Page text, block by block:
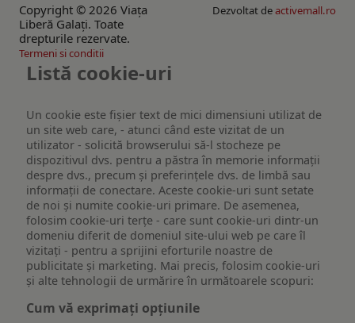
Copyright © 2026 Viaţa
Liberă Galaţi. Toate
drepturile rezervate.
Dezvoltat deactivemall.ro
Termeni si conditii
Listă cookie-uri
Un cookie este fişier text de mici dimensiuni utilizat de
un site web care, - atunci când este vizitat de un
utilizator - solicită browserului să-l stocheze pe
dispozitivul dvs. pentru a păstra în memorie informații
despre dvs., precum și preferințele dvs. de limbă sau
informații de conectare. Aceste cookie-uri sunt setate
de noi și numite cookie-uri primare. De asemenea,
folosim cookie-uri terțe - care sunt cookie-uri dintr-un
domeniu diferit de domeniul site-ului web pe care îl
vizitați - pentru a sprijini eforturile noastre de
publicitate și marketing. Mai precis, folosim cookie-uri
și alte tehnologii de urmărire în următoarele scopuri:
Cum vă exprimați opțiunile